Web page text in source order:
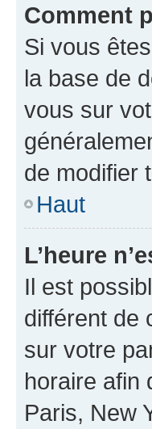
Comment
Si vous
la base de
vous sur
de modifier
Haut
L’heure
Il est
différent de
sur votre
horaire afin
Paris, New